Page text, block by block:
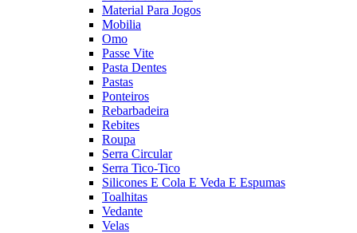
Material Para Jogos
Mobilia
Omo
Passe Vite
Pasta Dentes
Pastas
Ponteiros
Rebarbadeira
Rebites
Roupa
Serra Circular
Serra Tico-Tico
Silicones E Cola E Veda E Espumas
Toalhitas
Vedante
Velas